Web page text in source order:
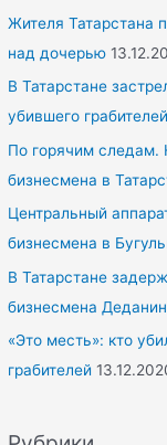
Жителя Татарстана
над дочерью
В Татарстане
убившего грабителей
По горячим следам.
бизнесмена в
Центральный
бизнесмена в
В Татарстане
бизнесмена
«Это месть»: кто
грабителей